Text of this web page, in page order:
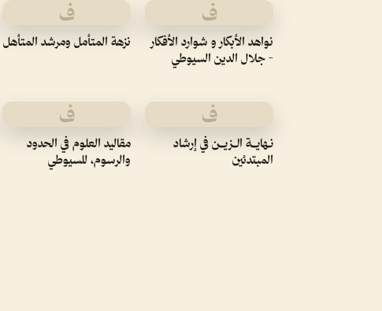
ف
نواهد الأبكار و شوارد الأفكار
- جلال الدين السيوطي
ف
نزهة المتأمل ومرشد المتأهل
ف
نـهايــة الـزيــن في إرشاد
المبتدئين
ف
مقاليد العلوم في الحدود
والرسوم، للسيوطي